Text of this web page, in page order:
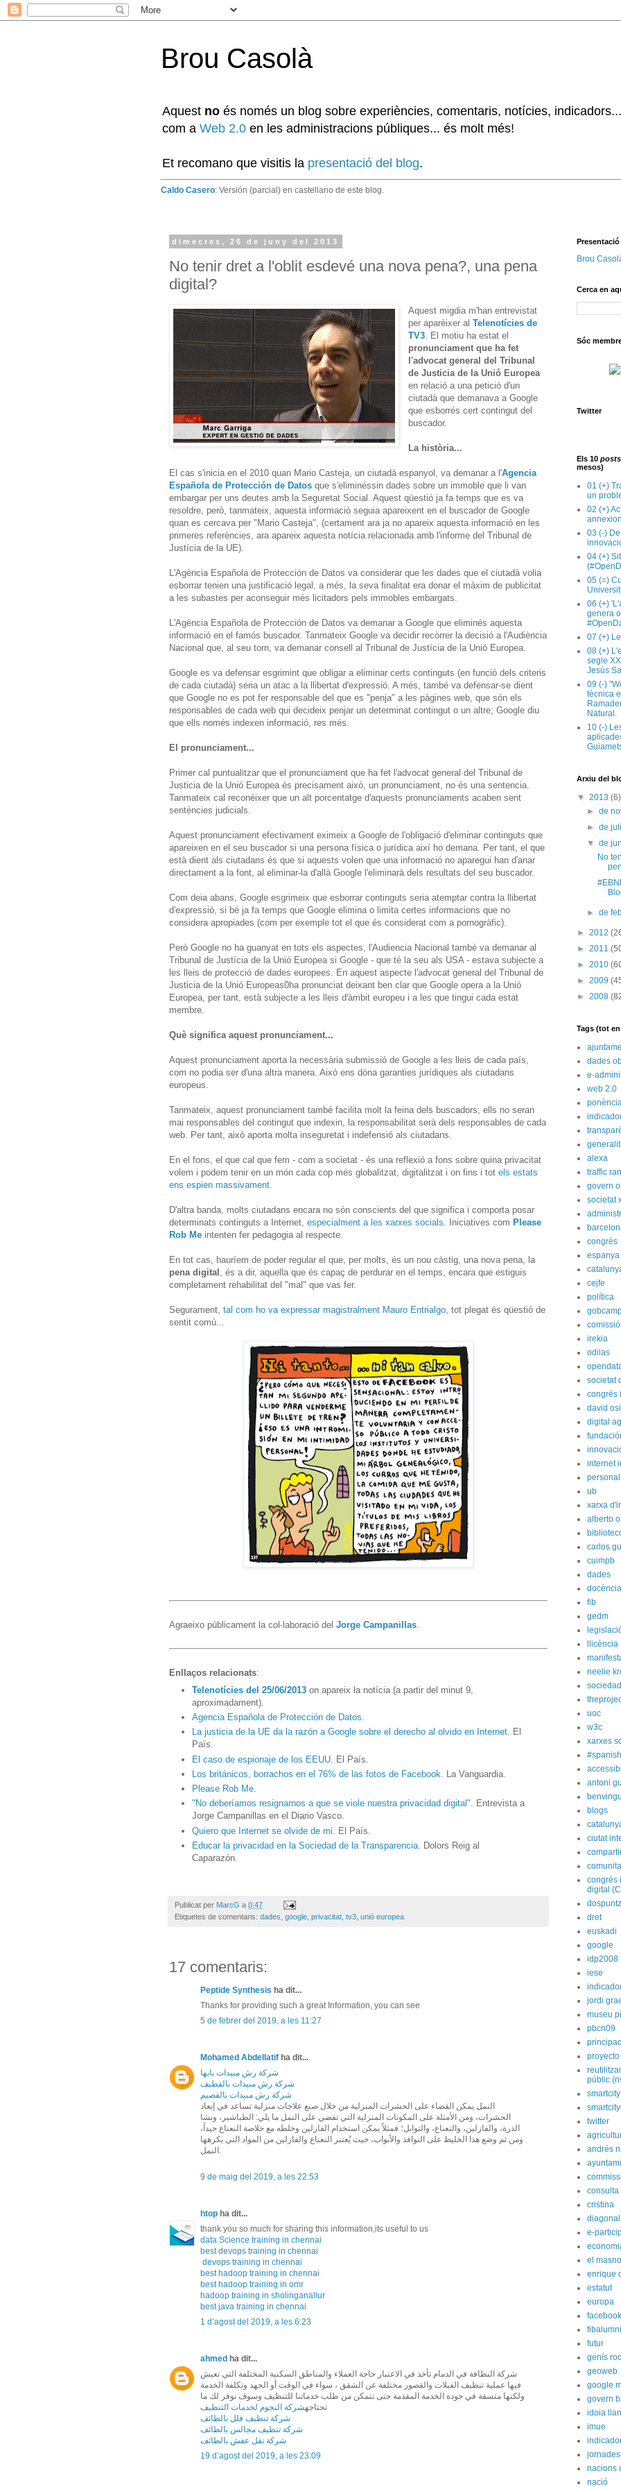
Brou Casolà
Aquest no és només un blog sobre experiències, comentaris, notícies,
com a Web 2.0 en les administracions públiques... és molt més!
Et recomano que visitis la presentació del blog.
Caldo Casero: Versión (parcial) en castellano de este blog.
dimecres, 26 de juny del 2013
No tenir dret a l'oblit esdevé una nova pena?, una pena
digital?
Aquest migdia m'han entrevistat
per aparèixer alTelenotícies de
TV3 . El motiu ha estat el
pronunciament que ha fet
l'advocat general del Tribunal
de Justicia de la Unió Europea
en relació a una petició d'un
ciutadà que demanava a Google
que esborrés cert contingut del
buscador.
La història...
El cas s'inicia en el 2010 quan Mario Casteja, un ciutadà espanyol, va demanar a l'Agencia
Española de Protección de Datos que s'eliminéssin dades sobre un immoble que li van
embargar per uns deutes amb la Seguretat Social. Aquest qüestió ja fa temps que es va
resoldre, però, tanmateix, aquesta informació seguia apareixent en el buscador de Google
quan es cercava per "Mario Casteja", (certament ara ja no apareix aquesta informació en les
primeres referències, ara apareix aquesta notícia relacionada amb l'informe del Tribunal de
Justícia de la UE).
L'Agència Española de Protección de Datos va considerar que les dades que el ciutadà volia
esborrar tenien una justificació legal, a més, la seva finalitat era donar el màxim de publicitat
a les subastes per aconseguir més licitadors pels immobles embargats.
L'Agència Española de Protección de Datos va demanar a Google que eliminés aquesta
informació en el famós buscador. Tanmateix Google va decidir recòrrer la decisió a l'Audiència
Nacional que, al seu torn, va demanar consell al Tribunal de Justícia de la Unió Europea.
Google es va defensar esgrimint que obligar a eliminar certs continguts (en funció dels criteris
de cada ciutadà) seria un atac a la llibertat d'expressió. A més, també va defensar-se dient
que Google no es pot fer responsable del que es "penja" a les pàgines web, que són els
responsables de cada web qui decideix penjar un determinat contingut o un altre; Google diu
que ells només indexen informació, res més.
El pronunciament...
Primer cal puntualitzar que el pronunciament que ha fet l'advocat general del Tribunal de
Justicia de la Unió Europea és precisament això, un pronunciament, no és una sentencia.
Tanmateix cal reconèixer que un alt porcentatge d'aquests pronunciaments acaben sent
sentències judicials.
Aquest pronunciament efectivament eximeix a Google de l'obligació d'eliminar continguts que
apareixen en el seu buscador si una persona física o jurídica així ho demana. Per tant, el que
està dient als ciutadans és que si aquests volen que una informació no aparegui han d'anar
directament a la font, al eliminar-la d'allà Google l'eliminarà dels resultats del seu buscador.
Com deia abans, Google esgrimeix que esborrar continguts seria atemptar contra la llibertat
d'expressió, si bé ja fa temps que Google elimina o limita certes informacions que no
considera apropiades (com per exemple tot el que és considerat com a pornogràfic).
Però Google no ha guanyat en tots els aspectes, l'Audiencia Nacional també va demanar al
Tribunal de Justícia de la Unió Europea si Google - que té la seu als USA - estava subjecte a
les lleis de protecció de dades europees. En aquest aspecte l'advocat general del Tribunal de
Justicia de la Unió Europeas0ha pronunciat deixant ben clar que Google opera a la Unió
Europea, per tant, està subjecte a les lleis d'àmbit europeu i a les que tingui cada estat
membre.
Què significa aquest pronunciament...
Aquest pronunciament aporta la necessària submissió de Google a les lleis de cada país,
com no podia ser d'una altra manera. Això ens dóna garanties jurídiques als ciutadans
europeus.
Tanmateix, aquest pronunciament també facilita molt la feina dels buscadors, ells no seran
mai responsables del contingut que indexin, la responsabilitat serà dels responsables de cada
web. Per tant, això aporta molta inseguretat i indefensió als ciutadans.
En el fons, el que cal que fem - com a societat - és una reflexió a fons sobre quina privacitat
volem i podem tenir en un món cada cop més globalitzat, digitalitzat i on fins i tot els estats
ens espien massivament
D'altra banda, molts ciutadans encara no són conscients del que significa i comporta posar
determinats continguts a Internet, especialment a les xarxes socials . Iniciatives com Please
Rob Me intenten fer pedagogia al respecte.
En tot cas, hauríem de poder regular el que, per molts, és un nou càstig, una nova pena, la
pena digital , és a dir, aquella que és capaç de perdurar en el temps, encara que estiguis
completament rehabilitat del "mal" que vas fer.
Segurament, tal com ho va expressar magistralment Mauro Entrialgo , tot plegat és qüestió de
sentit comú...
Agraeixo públicament la col·laboració del Jorge Campanillas
Enllaços relacionats:
Telenotícies del 25/06/2013 on apareix la notícia (a partir del minut 9,
aproximadament).
Agencia Española de Protección de Datos
La justicia de la UE da la razón a Google sobre el derecho al olvido en Internet. El
País.
El caso de espionaje de los EEUU . El País.
Los británicos, borrachos en el 76% de las fotos de Facebook . La Vanguardia.
Please Rob Me.
"No deberíamos resignarnos a que se viole nuestra privacidad digital". Entrevista a
Jorge Campanillas en el Diario Vasco.
Quiero que Internet se olvide de mi . El País.
Educar la privacidad en la Sociedad de la Transparencia. Dolors Reig al
Caparazón.
Publicat per MarcG a 0:47
Etiquetes de comentaris: dades google privacitat tv3 unió europea
17 comentaris:
Peptide Synthesis ha dit...
Thanks for providing such a great Information, you can see
5 de febrer del 2019, a les 11:27
Mohamed Abdellatif ha dit...
شركة رش مبيدات بابها
شركة رش مبيدات بالقطيف
شركة رش مبيدات بالقصيم
النمل يمكن القضاء على الحشرات المنزلية من خلال صنع علاجات منزلية تساعد في إبعاد
الحشرات، ومن الأمثلة على المكونات المنزلية التي تقضي على النمل ما يلي: الطباشير، ونشا
الذرة، والفازلين، والنعناع، والتوابل؛ فمثلاً يمكن استخدام الفازلين وخلطه مع خلاصة النعناع جيداً،
ومن ثم وضع هذا الخليط على النوافذ والأبواب، حيث يُعتبر النعناع والفازلين من المواد التي يكرهها
9 de maig del 2019, a les 22:53
htop ha dit...
thank you so much for sharing this information,its useful to us
data Science training in chennai
best devops training in chennai
devops training in chennai
best hadoop training in chennai
best hadoop training in omr
hadoop training in sholinganallur
best java training in chennai
1 d’agost del 2019, a les 6:23
ahmed ha dit...
شركة النظافة في الدمام تأخذ في الاعتبار حاجة العملاء والمناطق السكنية المختلفة التي تعيش
فيها عملية تنظيف الفيلات والقصور مختلفة عن الشقق ، سواء في الوقت أو الجهد وتكلفة الخدمة
ولكنها متسقة في جودة الخدمة المقدمة حتى تتمكن من طلب خدماتنا للتنظيف وسوف نوفر لك ما
تحتاجهشركة النجوم لخدمات التنظيف
شركة تنظيف فلل بالطائف
شركة تنظيف مجالس بالطائف
شركة نقل عفش بالطائف
19 d’agost del 2019, a les 23:09
Brou
Cerca en
Sóc
Twitter
Els 10 posts
mesos)
01 (+)
un
02 (+)
03 (-)
04 (+)
05 (=)
06 (+)
genera
07 (+)
08 (+)
segle
Jesús
09 (-)
tècnica
Natural.
10 (-)
Arxiu del
▼ 2013 (6)
►de
►de
▼de
No
►de
► 2012
► 2011
► 2010
► 2009
► 2008
Tags (tot
dades
e-
web 2.0
alexa
traffic
govern
societat
congrés
espanya
cejfe
política
irekia
odilas
societat
congrés
david
digital
internet
ub
xarxa
alberto
carlos
cuimpb
dades
docència
fib
gedm
llicència
neelie
uoc
w3c
xarxes
antoni
blogs
ciutat
congrés
digital
dret
euskadi
google
idp2008
iese
jordi
museu
pbcn09
públic
smartcity
twitter
andrés
consulta
cristina
diagonal
e-
el
enrique
estatut
europa
facebook
fibalumni
futur
genís
geoweb
google
govern
idoia
imue
nacions
nació